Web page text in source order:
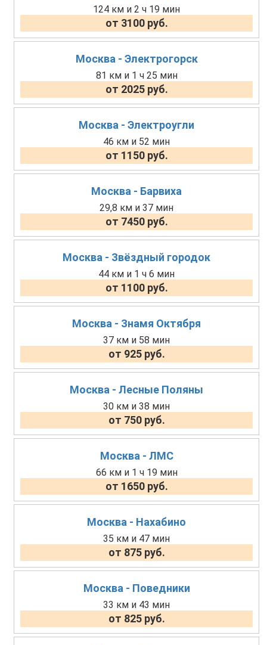
124 км и 2 ч 19 мин
от 3100 руб.
Москва - Электрогорск
81 км и 1 ч 25 мин
от 2025 руб.
Москва - Электроугли
46 км и 52 мин
от 1150 руб.
Москва - Барвиха
29,8 км и 37 мин
от 7450 руб.
Москва - Звёздный городок
44 км и 1 ч 6 мин
от 1100 руб.
Москва - Знамя Октября
37 км и 58 мин
от 925 руб.
Москва - Лесные Поляны
30 км и 38 мин
от 750 руб.
Москва - ЛМС
66 км и 1 ч 19 мин
от 1650 руб.
Москва - Нахабино
35 км и 47 мин
от 875 руб.
Москва - Поведники
33 км и 43 мин
от 825 руб.